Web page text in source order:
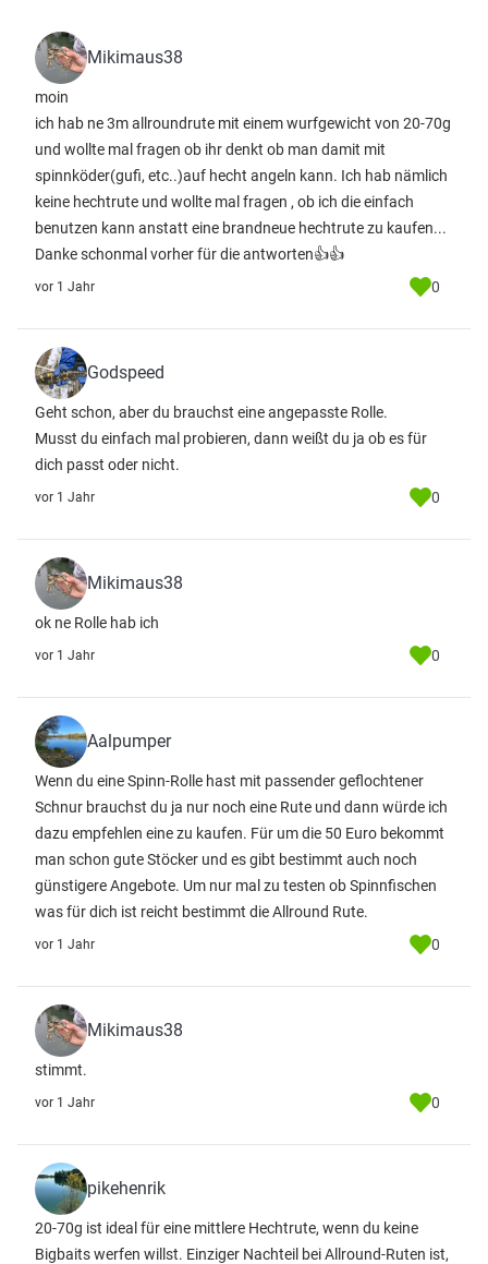
Mikimaus38
moin
ich hab ne 3m allroundrute mit einem wurfgewicht von 20-70g
und wollte mal fragen ob ihr denkt ob man damit mit
spinnköder(gufi, etc..)auf hecht angeln kann. Ich hab nämlich
keine hechtrute und wollte mal fragen , ob ich die einfach
benutzen kann anstatt eine brandneue hechtrute zu kaufen...
Danke schonmal vorher für die antworten👍👍
vor 1 Jahr 0
Godspeed
Geht schon, aber du brauchst eine angepasste Rolle.
Musst du einfach mal probieren, dann weißt du ja ob es für
dich passt oder nicht.
vor 1 Jahr 0
Mikimaus38
ok ne Rolle hab ich
vor 1 Jahr 0
Aalpumper
Wenn du eine Spinn-Rolle hast mit passender geflochtener
Schnur brauchst du ja nur noch eine Rute und dann würde ich
dazu empfehlen eine zu kaufen. Für um die 50 Euro bekommt
man schon gute Stöcker und es gibt bestimmt auch noch
günstigere Angebote. Um nur mal zu testen ob Spinnfischen
was für dich ist reicht bestimmt die Allround Rute.
vor 1 Jahr 0
Mikimaus38
stimmt.
vor 1 Jahr 0
pikehenrik
20-70g ist ideal für eine mittlere Hechtrute, wenn du keine
Bigbaits werfen willst. Einziger Nachteil bei Allround-Ruten ist,